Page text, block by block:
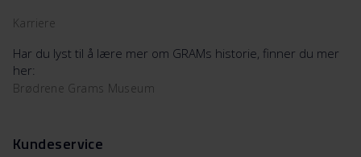
Karriere
Har du lyst til å lære mer om GRAMs historie, finner du mer
her:
Brødrene Grams Museum
Kundeservice